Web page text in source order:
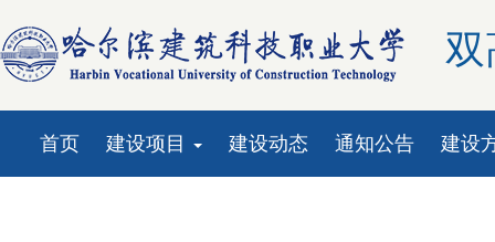
双
首页 建设项目 建设动态 通知公告 建设